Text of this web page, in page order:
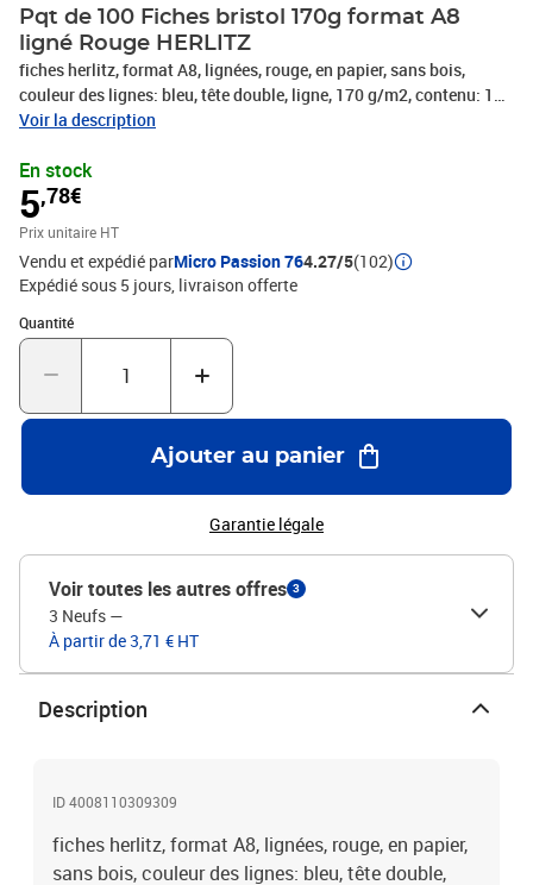
Pqt de 100 Fiches bristol 170g format A8
ligné Rouge HERLITZ
fiches herlitz, format A8, lignées, rouge, en papier, sans bois,
couleur des lignes: bleu, tête double, ligne, 170 g/m2, contenu: 100
pièces, (10836278-000)
Voir la description
En stock
5,78€
Prix unitaire HT
Vendu et expédié parMicro Passion 764.27/5(102)
Expédié sous 5 jours livraison offerte
Quantité
Quantité : 1
Ajouter au panier
Garantie légale
Voir toutes les autres offres 3
3 Neufs —
À partir de 3,71 € HT
Description
ID 4008110309309
fiches herlitz, format A8, lignées, rouge, en papier,
sans bois, couleur des lignes: bleu, tête double,